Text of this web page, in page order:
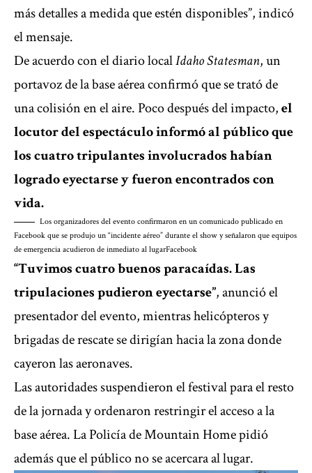
más detalles a medida que estén disponibles”, indicó
el mensaje.
De acuerdo con el diario localIdaho Statesman, un
portavoz de la base aérea confirmó que se trató de
una colisión en el aire. Poco después del impacto,el
locutor del espectáculo informó al público que
los cuatro tripulantes involucrados habían
logrado eyectarse y fueron encontrados con
vida.
Los organizadores del evento confirmaron en un comunicado publicado en
Facebook que se produjo un “incidente aéreo” durante el show y señalaron que equipos
de emergencia acudieron de inmediato al lugarFacebook
“Tuvimos cuatro buenos paracaídas. Las
tripulaciones pudieron eyectarse”, anunció el
presentador del evento, mientras helicópteros y
brigadas de rescate se dirigían hacia la zona donde
cayeron las aeronaves.
Las autoridades suspendieron el festival para el resto
de la jornada y ordenaron restringir el acceso a la
base aérea. La Policía de Mountain Home pidió
además que el público no se acercara al lugar.